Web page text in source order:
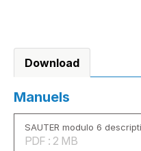
Download
Manuels
SAUTER modulo 6
PDF : 2 MB